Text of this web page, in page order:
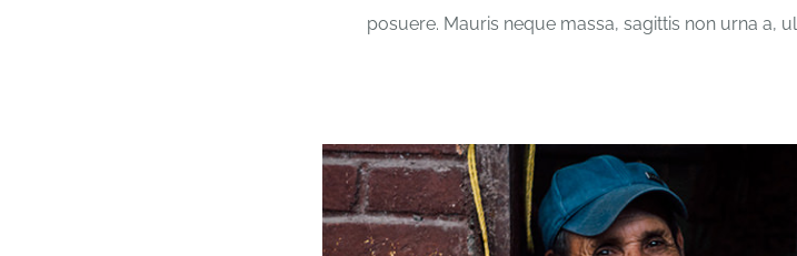
posuere. Mauris neque massa, sagittis non urna a,